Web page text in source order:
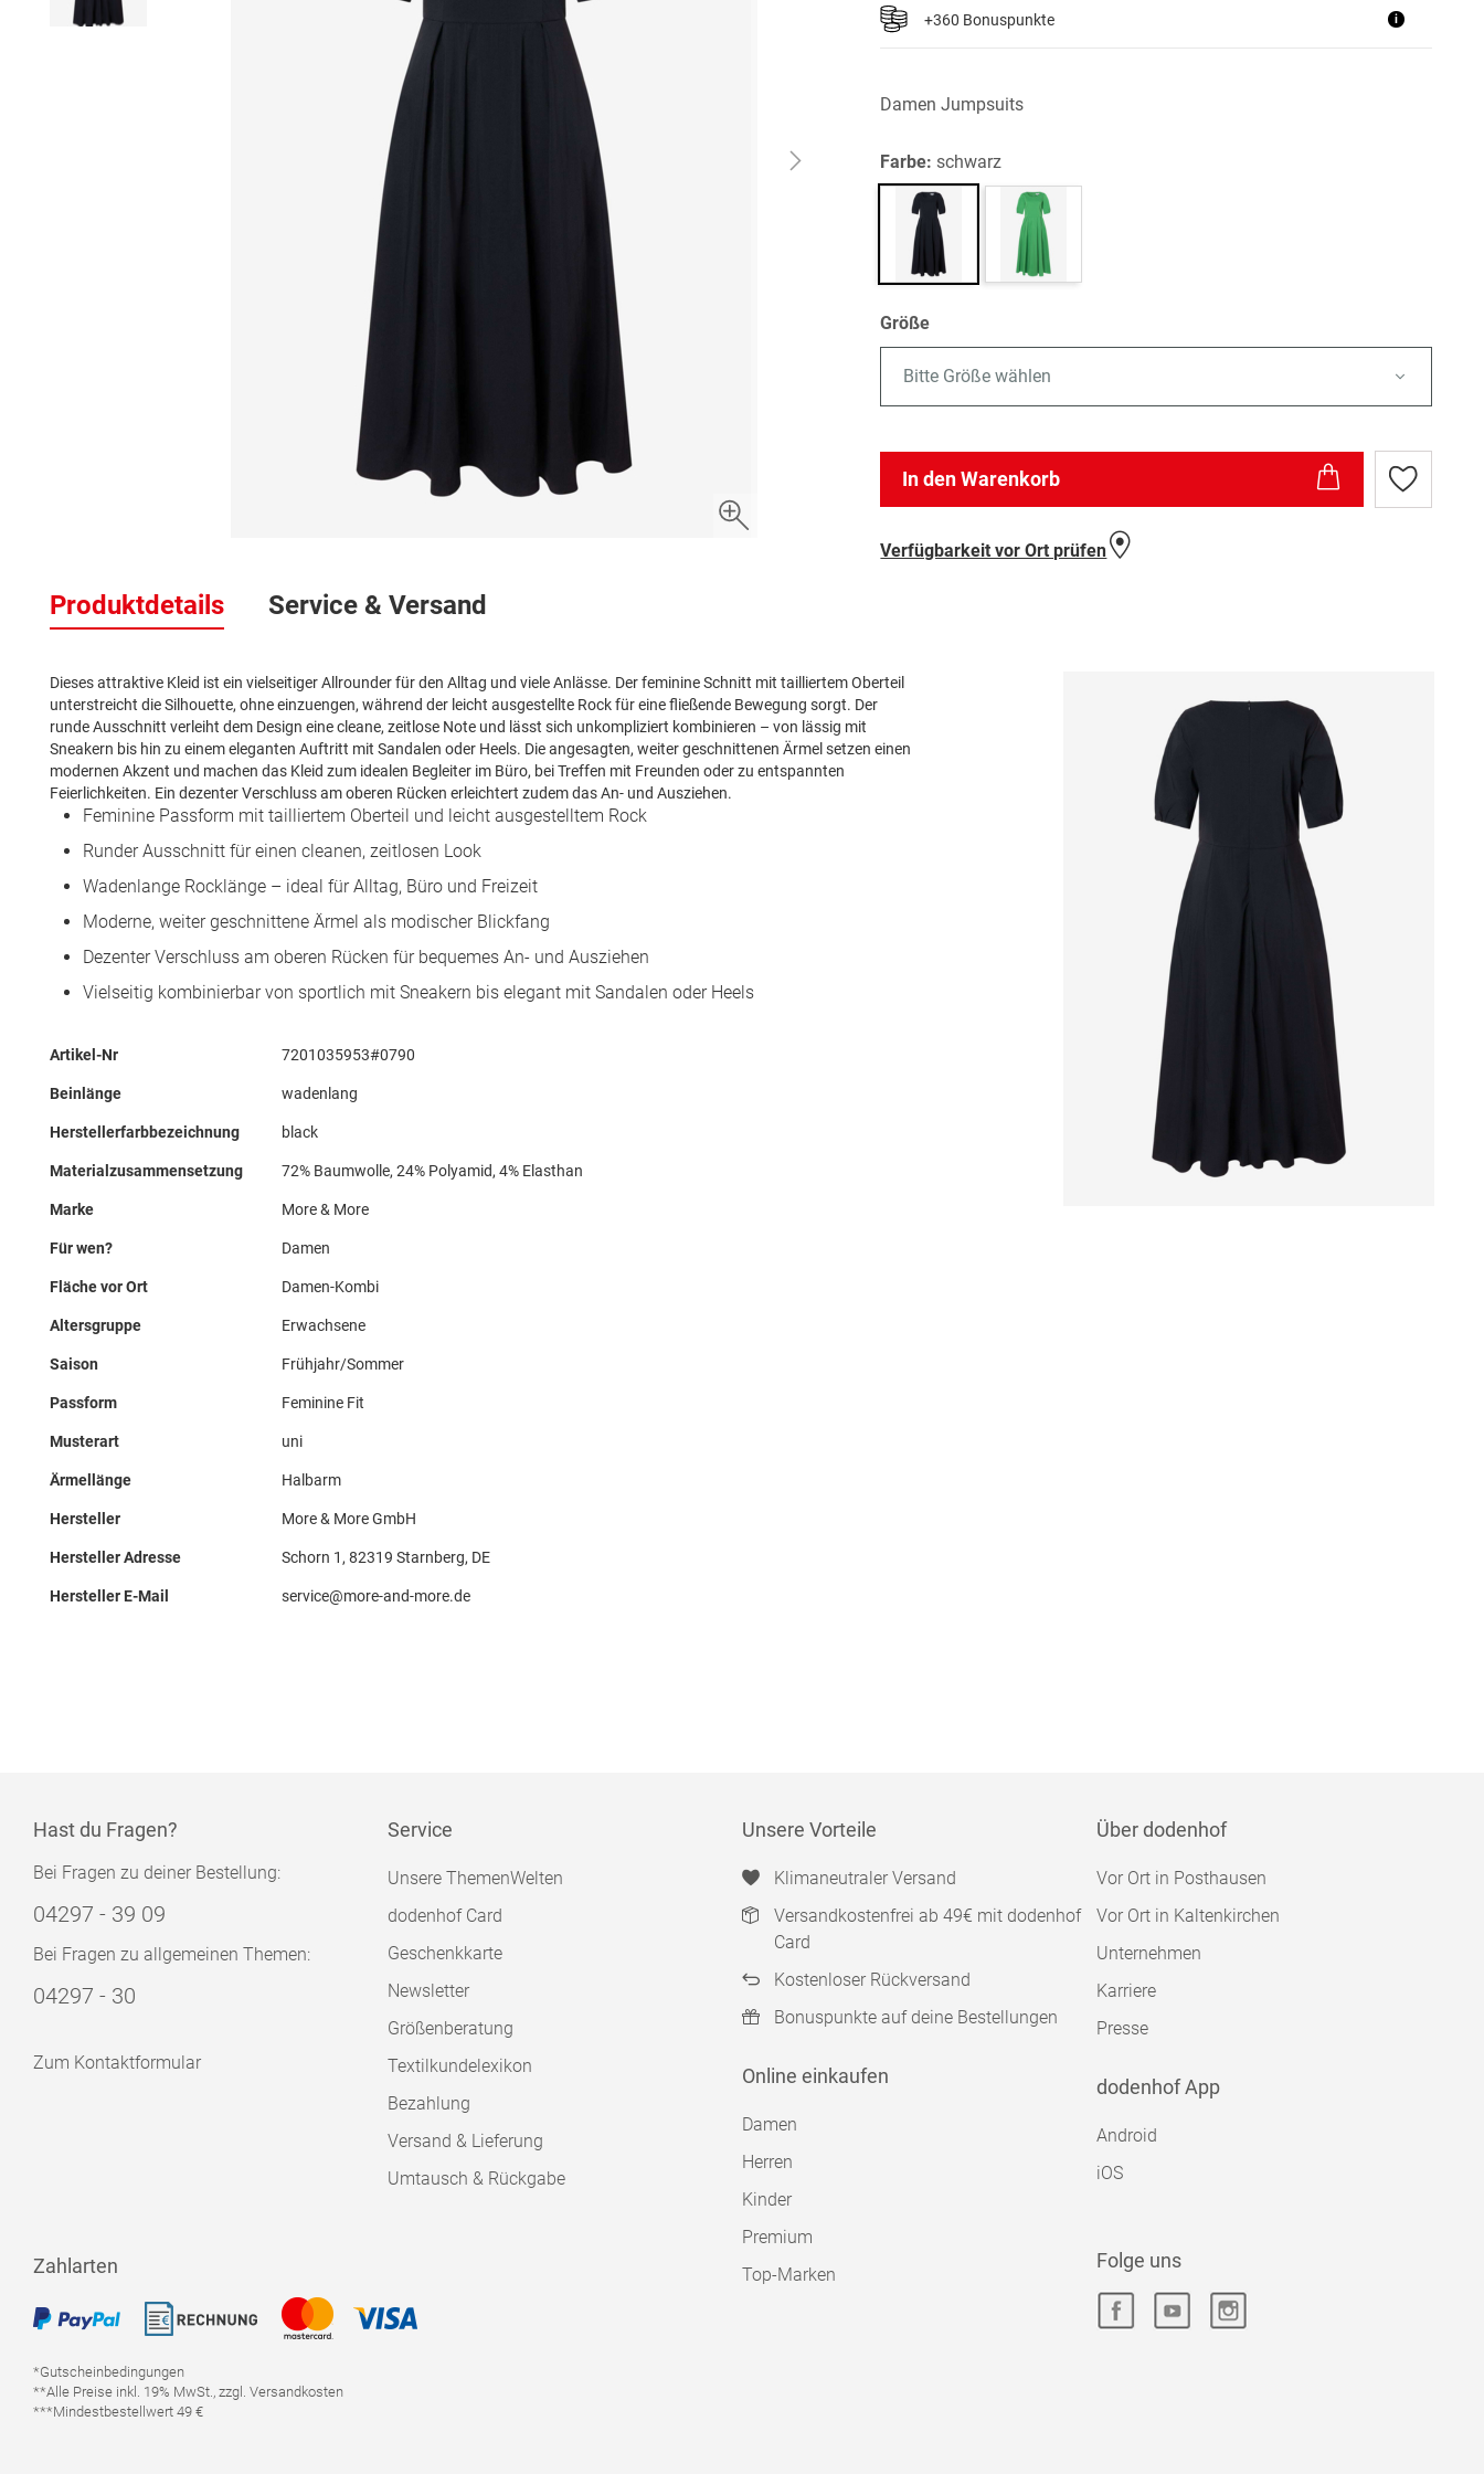
der
Bildergalerie
+360 Bonuspunkte i
Damen Jumpsuits
Farbe:schwarz
Größe
Bitte Größe wählen
In den Warenkorb
Zur
Wunschliste
Verfügbarkeit vor Ort prüfen
Produktdetails
Dieses attraktive Kleid ist ein vielseitiger Allrounder für den Alltag und viele Anlässe. Der feminine Schnitt mit tailliertem Oberteil
unterstreicht die Silhouette, ohne einzuengen, während der leicht ausgestellte Rock für eine fließende Bewegung sorgt. Der
runde Ausschnitt verleiht dem Design eine cleane, zeitlose Note und lässt sich unkompliziert kombinieren – von lässig mit
Sneakern bis hin zu einem eleganten Auftritt mit Sandalen oder Heels. Die angesagten, weiter geschnittenen Ärmel setzen einen
modernen Akzent und machen das Kleid zum idealen Begleiter im Büro, bei Treffen mit Freunden oder zu entspannten
Feierlichkeiten. Ein dezenter Verschluss am oberen Rücken erleichtert zudem das An- und Ausziehen.
Feminine Passform mit tailliertem Oberteil und leicht ausgestelltem Rock
Runder Ausschnitt für einen cleanen, zeitlosen Look
Wadenlange Rocklänge – ideal für Alltag, Büro und Freizeit
Moderne, weiter geschnittene Ärmel als modischer Blickfang
Dezenter Verschluss am oberen Rücken für bequemes An- und Ausziehen
Vielseitig kombinierbar von sportlich mit Sneakern bis elegant mit Sandalen oder Heels
Mehr
Artikel-Nr 7201035953#0790
Beinlänge wadenlang
Herstellerfarbbezeichnung black
Materialzusammensetzung 72% Baumwolle, 24% Polyamid, 4% Elasthan
Marke More & More
Für wen? Damen
Fläche vor Ort Damen-Kombi
Altersgruppe Erwachsene
Saison Frühjahr/Sommer
Passform Feminine Fit
Musterart uni
Ärmellänge Halbarm
Hersteller More & More GmbH
Hersteller Adresse Schorn 1, 82319 Starnberg, DE
Hersteller E-Mail service@more-and-more.de
Service & Versand
Hast du Fragen?
Bei Fragen zu deiner Bestellung:
04297 - 39 09
Bei Fragen zu allgemeinen Themen:
04297 - 30
Zum Kontaktformular
Service
Unsere ThemenWelten
dodenhof Card
Geschenkkarte
Newsletter
Größenberatung
Textilkundelexikon
Bezahlung
Versand & Lieferung
Umtausch & Rückgabe
Unsere Vorteile
Klimaneutraler Versand
Versandkostenfrei ab 49€ mit dodenhof
Card
Kostenloser Rückversand
Bonuspunkte auf deine Bestellungen
Online einkaufen
Damen
Herren
Kinder
Premium
Top-Marken
Über dodenhof
Vor Ort in Posthausen
Vor Ort in Kaltenkirchen
Unternehmen
Karriere
Presse
dodenhof App
Android
iOS
Zahlarten
*Gutscheinbedingungen
**Alle Preise inkl. 19% MwSt., zzgl. Versandkosten
***Mindestbestellwert 49 €
Folge uns